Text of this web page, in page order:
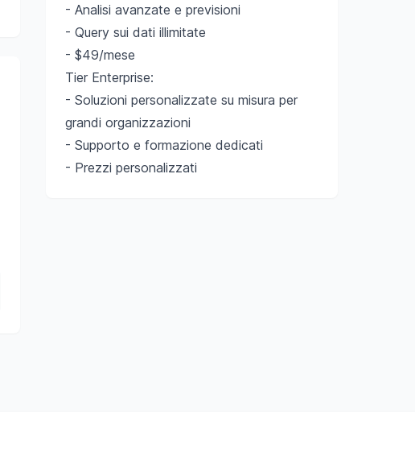
- Analisi avanzate e previsioni
- Query sui dati illimitate
- $49/mese
Tier Enterprise:
- Soluzioni personalizzate su misura per
grandi organizzazioni
- Supporto e formazione dedicati
- Prezzi personalizzati